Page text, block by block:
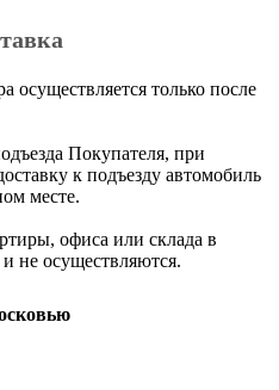
осуществляется только после
Покупателя, при
к подъезду автомобиль
месте.
офиса или склада в
не осуществляются.